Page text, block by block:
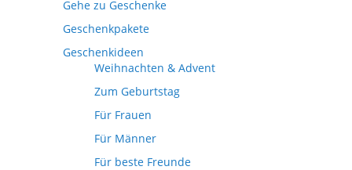
Gehe zu Geschenke
Geschenkpakete
Geschenkideen
Weihnachten & Advent
Zum Geburtstag
Für Frauen
Für Männer
Für beste Freunde